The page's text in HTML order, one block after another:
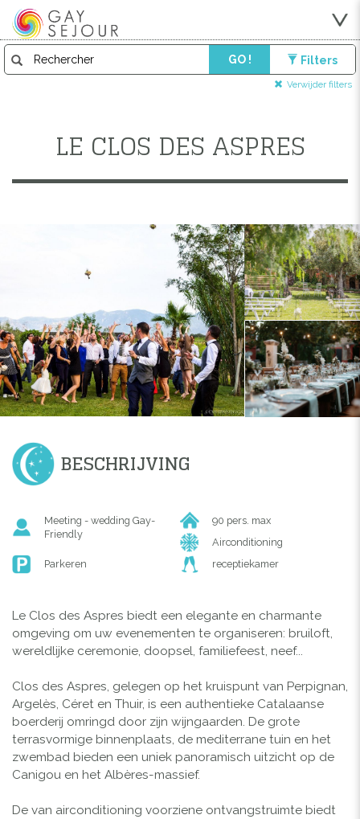
GO ! Filters
Verwijder filters
LE CLOS DES ASPRES
BESCHRIJVING
Meeting - wedding Gay-
Friendly
90 pers. max
Airconditioning
Parkeren
receptiekamer
Le Clos des Aspres biedt een elegante en charmante
omgeving om uw evenementen te organiseren: bruiloft,
wereldlijke ceremonie, doopsel, familiefeest, neef...
Clos des Aspres, gelegen op het kruispunt van Perpignan,
Argelès, Céret en Thuir, is een authentieke Catalaanse
boerderij omringd door zijn wijngaarden. De grote
terrasvormige binnenplaats, de mediterrane tuin en het
zwembad bieden een uniek panoramisch uitzicht op de
Canigou en het Albères-massief.
De van airconditioning voorziene ontvangstruimte biedt